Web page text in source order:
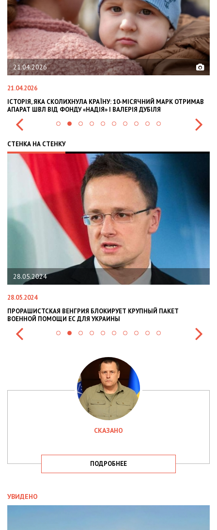
21.04.2026
21.04.2026
ІСТОРІЯ, ЯКА СКОЛИХНУЛА КРАЇНУ: 10-МІСЯЧНИЙ МАРК ОТРИМАВ
АПАРАТ ШВЛ ВІД ФОНДУ «НАДІЯ» І ВАЛЕРІЯ ДУБІЛЯ
СТЕНКА НА СТЕНКУ
28.05.2024
28.05.2024
ПРОРАШИСТСКАЯ ВЕНГРИЯ БЛОКИРУЕТ КРУПНЫЙ ПАКЕТ
ВОЕННОЙ ПОМОЩИ ЕС ДЛЯ УКРАИНЫ
СКАЗАНО
ПОДРОБНЕЕ
УВИДЕНО